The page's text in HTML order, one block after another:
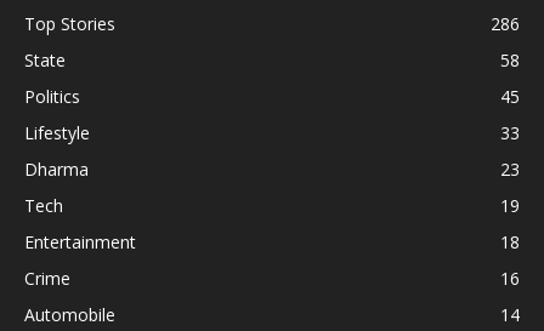
Top Stories
286
State
58
Politics
45
Lifestyle
33
Dharma
23
Tech
19
Entertainment
18
Crime
16
Automobile
14